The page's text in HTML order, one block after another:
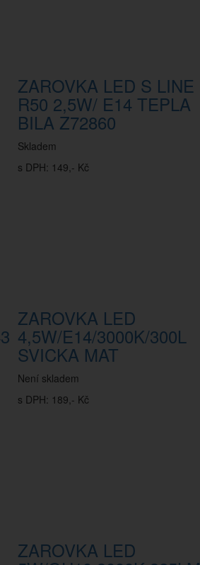
ZAROVKA LED S LINE
R50 2,5W/ E14 TEPLA
BILA Z72860
Skladem
s DPH: 149,- Kč
ZAROVKA LED
4,5W/E14/3000K/300L
SVICKA MAT
Není skladem
s DPH: 189,- Kč
ZAROVKA LED